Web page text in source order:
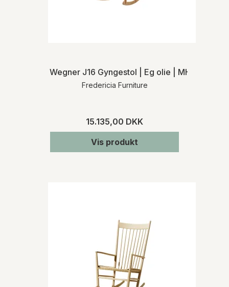
Wegner J16 Gyngestol | Eg olie | MH
Fredericia Furniture
15.135,00 DKK
Vis produkt